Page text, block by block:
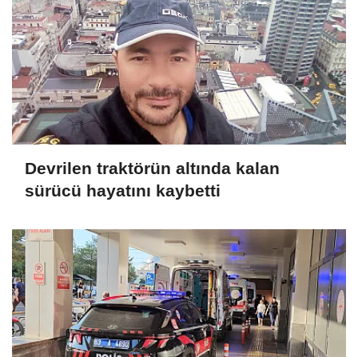
Devrilen traktörün altında kalan
sürücü hayatını kaybetti